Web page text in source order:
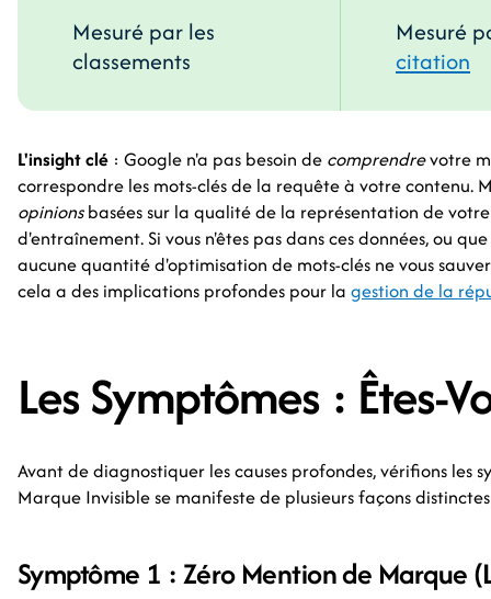
Mesuré par les
classements
Mesuré
citation
L'insight clé : Google n'a pas besoin de comprendrevotre
correspondre les mots-clés de la requête à votre contenu.
opinionsbasées sur la qualité de la représentation de
d'entraînement. Si vous n'êtes pas dans ces données, ou
aucune quantité d'optimisation de mots-clés ne vous
cela a des implications profondes pour la gestion de la
Les Symptômes : Êtes-
Avant de diagnostiquer les causes profondes, vérifions les
Marque Invisible se manifeste de plusieurs façons
Symptôme 1 : Zéro Mention de Marque